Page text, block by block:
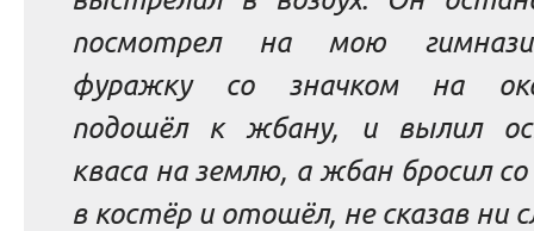
посмотрел на мою
фуражку со значком на
подошёл к жбану, и вылил
кваса на землю, а жбан бросил со
в костёр и отошёл, не сказав ни